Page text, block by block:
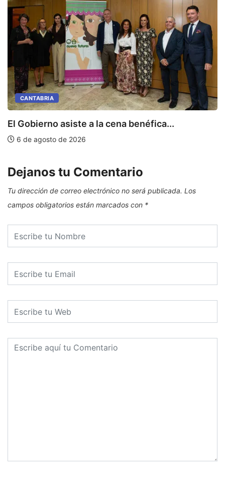
CANTABRIA
El Gobierno asiste a la cena benéfica...
6 de agosto de 2026
Dejanos tu Comentario
Tu dirección de correo electrónico no será publicada. Los
campos obligatorios están marcados con *